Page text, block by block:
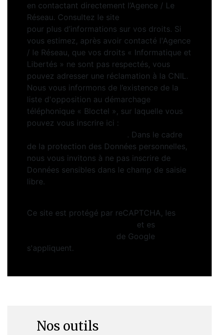
en contactant directement l’Agence / Le
Réseau. Consultez le site
pour plus d’informations sur vos droits. Si
vous estimez, après avoir contacté l'Agence
/ le Réseau, que vos droits « Informatique et
Libertés » ne sont pas respectés, vous
pouvez adresser une réclamation à la CNIL.
Nous vous informons de l’existence de la
liste d'opposition au démarchage
téléphonique « Bloctel », sur laquelle vous
pouvez vous inscrire ici :
. Dans le cadre
de la protection des Données personnelles,
nous vous invitons à ne pas inscrire de
Données sensibles dans le champ de saisie
libre.
Ce site est protégé par reCAPTCHA, les
et es
de Google
s'appliquent.
Nos outils